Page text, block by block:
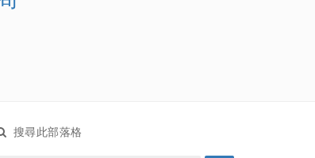
搜尋此部落格